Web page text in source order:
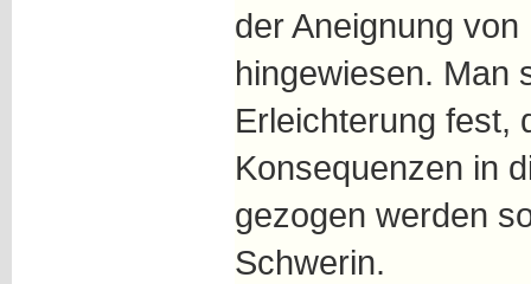
der Aneignung
hingewiesen. Man
Erleichterung fest,
Konsequenzen in
gezogen werden
Schwerin.